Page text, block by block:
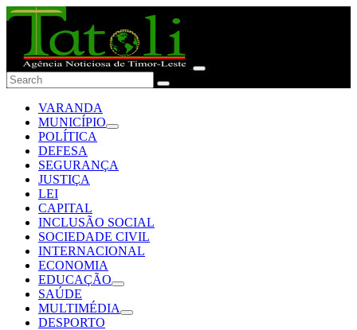
VARANDA
MUNICÍPIO
POLÍTICA
DEFESA
SEGURANÇA
JUSTIÇA
LEI
CAPITAL
INCLUSÃO SOCIAL
SOCIEDADE CIVIL
INTERNACIONAL
ECONOMIA
EDUCAÇÃO
SAÚDE
MULTIMÉDIA
DESPORTO